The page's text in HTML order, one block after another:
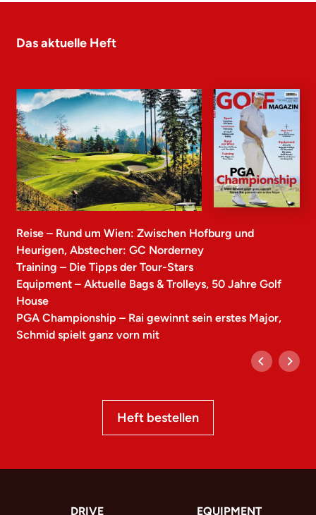
Das aktuelle Heft
Reise – Rund um Wien: Zwischen Hofburg und
Heurigen, Abstecher: GC Norderney
Training – Die Tipps der Tour-Stars
Equipment – Aktuelle Bags & Trolleys, 50 Jahre Golf
House
PGA Championship – Rai gewinnt sein erstes Major,
Schmid spielt ganz vorn mit
Heft bestellen
DRIVE EQUIPMENT